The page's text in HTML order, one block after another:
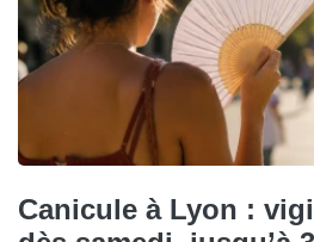
Canicule à Lyon :